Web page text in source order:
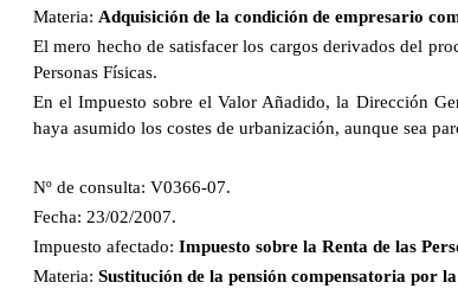
Materia: Adquisición de la condición de empresario
El mero hecho de satisfacer los cargos derivados del
Personas Físicas.
En el Impuesto sobre el Valor Añadido, la Dirección
haya asumido los costes de urbanización, aunque sea
Nº de consulta: V0366-07.
Fecha: 23/02/2007.
Impuesto afectado: Impuesto sobre la Renta de las
Materia: Sustitución de la pensión compensatoria por